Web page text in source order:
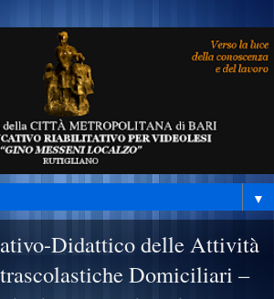
▼
Didattico delle Attività
Domiciliari –